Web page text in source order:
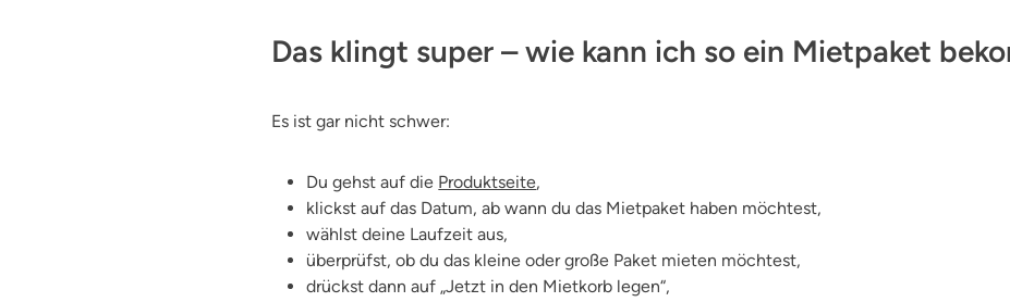
Das klingt super – wie kann ich so ein Mietpaket
Es ist gar nicht schwer:
Du gehst auf die Produktseite,
klickst auf das Datum, ab wann du das Mietpaket haben möchtest,
wählst deine Laufzeit aus,
überprüfst, ob du das kleine oder große Paket mieten möchtest,
drückst dann auf „Jetzt in den Mietkorb legen“,